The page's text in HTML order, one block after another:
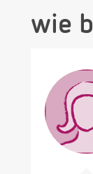
wie